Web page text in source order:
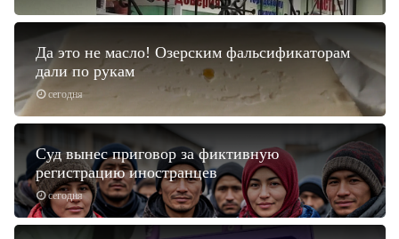
сегодня
Да это не масло! Озерским фальсификаторам
дали по рукам
сегодня
Суд вынес приговор за фиктивную
регистрацию иностранцев